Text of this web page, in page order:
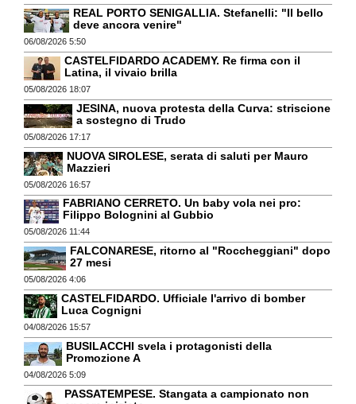
REAL PORTO SENIGALLIA. Stefanelli: "Il bello
deve ancora venire"
06/08/2026 5:50
CASTELFIDARDO ACADEMY. Re firma con il
Latina, il vivaio brilla
05/08/2026 18:07
JESINA, nuova protesta della Curva: striscione
a sostegno di Trudo
05/08/2026 17:17
NUOVA SIROLESE, serata di saluti per Mauro
Mazzieri
05/08/2026 16:57
FABRIANO CERRETO. Un baby vola nei pro:
Filippo Bolognini al Gubbio
05/08/2026 11:44
FALCONARESE, ritorno al "Roccheggiani" dopo
27 mesi
05/08/2026 4:06
CASTELFIDARDO. Ufficiale l'arrivo di bomber
Luca Cognigni
04/08/2026 15:57
BUSILACCHI svela i protagonisti della
Promozione A
04/08/2026 5:09
PASSATEMPESE. Stangata a campionato non